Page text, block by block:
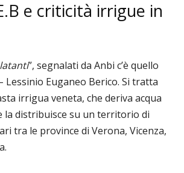
e criticità irrigue in
”, segnalati da Anbi c’è quello
Lessinio Euganeo Berico. Si tratta
irrigua veneta, che deriva acqua
la distribuisce su un territorio di
tra le province di Verona, Vicenza,